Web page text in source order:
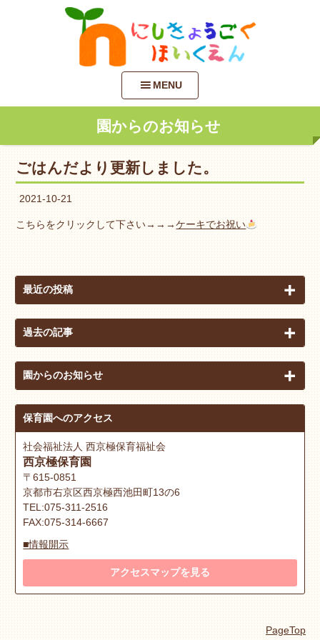
MENU
園からのお知らせ
ごはんだより更新しました。
2021-10-21
こちらをクリックして下さい→→→ケーキでお祝い
最近の投稿
過去の記事
園からのお知らせ
保育園へのアクセス
社会福祉法人 西京極保育福祉会
西京極保育園
〒615-0851
京都市右京区西京極西池田町13の6
TEL:075-311-2516
FAX:075-314-6667
■情報開示
アクセスマップを見る
PageTop